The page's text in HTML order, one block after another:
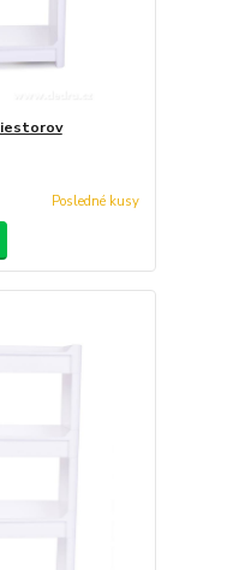
Posledné kusy